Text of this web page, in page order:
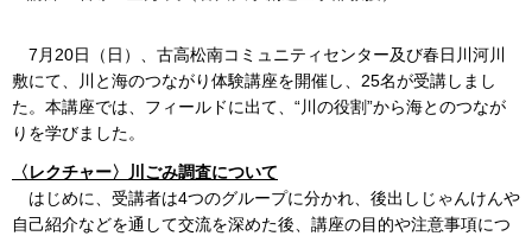
7月20日（日）、古高松南コミュニティセンター及び春日川河川
敷にて、川と海のつながり体験講座を開催し、25名が受講しまし
た。本講座では、フィールドに出て、“川の役割”から海とのつなが
りを学びました。
〈レクチャー〉川ごみ調査について
はじめに、受講者は4つのグループに分かれ、後出しじゃんけんや
自己紹介などを通して交流を深めた後、講座の目的や注意事項につ